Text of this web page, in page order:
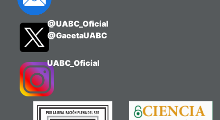
@UABC_Oficial
@GacetaUABC
UABC_Oficial